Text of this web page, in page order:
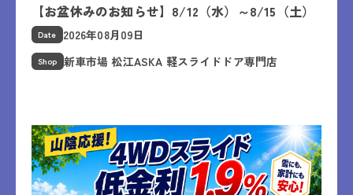
【お盆休みのお知らせ】8/12（水）～8/15（土）
Date 2026年08月09日
Shop 新車市場 松江ASKA 軽スライドドア専門店